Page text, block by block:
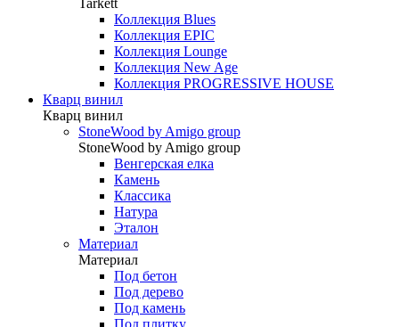
Tarkett
Коллекция Blues
Коллекция EPIC
Коллекция Lounge
Коллекция New Age
Коллекция PROGRESSIVE HOUSE
Кварц винил
Кварц винил
StoneWood by Amigo group
StoneWood by Amigo group
Венгерская елка
Камень
Классика
Натура
Эталон
Материал
Материал
Под бетон
Под дерево
Под камень
Под плитку